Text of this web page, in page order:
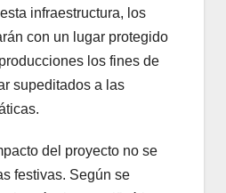
infraestructura, los
con un lugar protegido
los fines de
supeditados a las
del proyecto no se
festivas. Según se